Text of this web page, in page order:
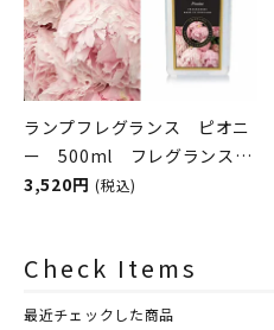
ランプフレグランス ピオニ
ー 500ml フレグランスラ
ンプ用オイル
3,520円 (税込)
Check Items
最近チェックした商品